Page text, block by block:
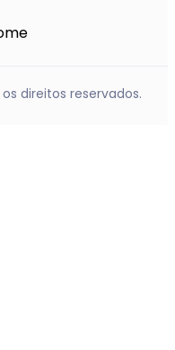
direitos reservados.